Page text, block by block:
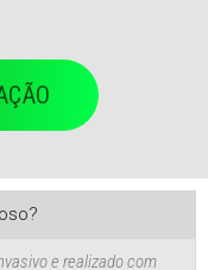
e realizado com